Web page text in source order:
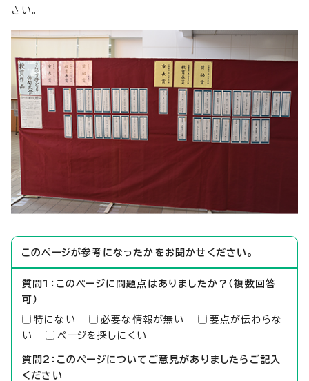
さい。
このページが参考になったかをお聞かせください。
質問1：このページに問題点はありましたか？（複数回答
可）
特にない 必要な情報が無い
要点が伝わらな
い
ページを探しにくい
質問2：このページについてご意見がありましたらご記入
ください